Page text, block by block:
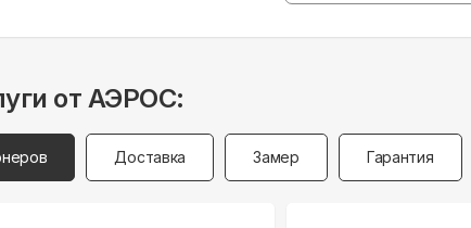
от АЭРОС:
Доставка Замер Гарантия